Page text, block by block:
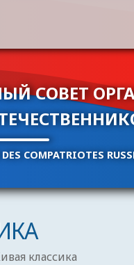
СОВЕТ
COMPATRIOTES
классика